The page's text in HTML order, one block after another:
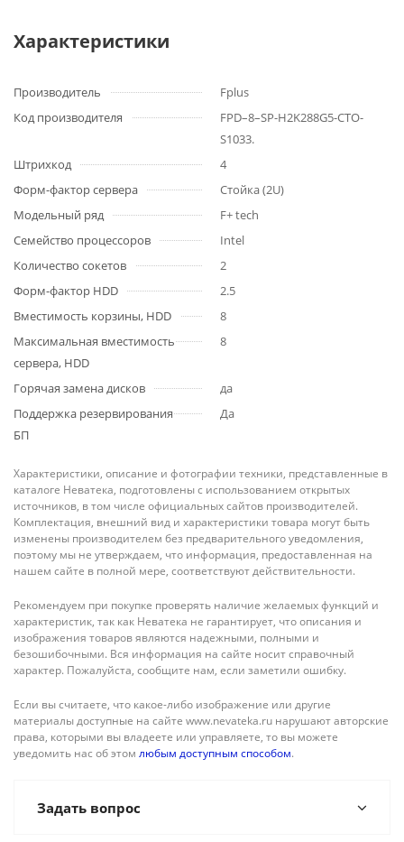
Характеристики
Производитель
Fplus
Код производителя
FPD–8–SP-H2K288G5-CTO-
S1033.
Штрихкод
4
Форм-фактор сервера
Стойка (2U)
Модельный ряд
F+ tech
Семейство процессоров
Intel
Количество сокетов
2
Форм-фактор HDD
2.5
Вместимость корзины, HDD
8
Максимальная вместимость
сервера, HDD
8
Горячая замена дисков
да
Поддержка резервирования
БП
Да
Характеристики, описание и фотографии техники, представленные в
каталоге Неватека, подготовлены с использованием открытых
источников, в том числе официальных сайтов производителей.
Комплектация, внешний вид и характеристики товара могут быть
изменены производителем без предварительного уведомления,
поэтому мы не утверждаем, что информация, предоставленная на
нашем сайте в полной мере, соответствуют действительности.
Рекомендуем при покупке проверять наличие желаемых функций и
характеристик, так как Неватека не гарантирует, что описания и
изображения товаров являются надежными, полными и
безошибочными. Вся информация на сайте носит справочный
характер. Пожалуйста, сообщите нам, если заметили ошибку.
Если вы считаете, что какое-либо изображение или другие
материалы доступные на сайте www.nevateka.ru нарушают авторские
права, которыми вы владеете или управляете, то вы можете
уведомить нас об этом любым доступным способом.
Задать вопрос